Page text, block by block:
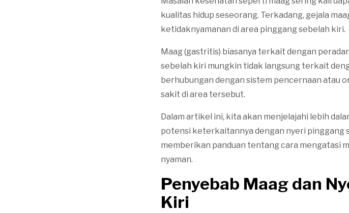
kualitas hidup seseorang. Terkadang, gejala
ketidaknyamanan di area pinggang sebelah kiri.
Maag (gastritis) biasanya terkait dengan
sebelah kiri mungkin tidak langsung terkait
berhubungan dengan sistem pencernaan atau
sakit di area tersebut.
Dalam artikel ini, kita akan menjelajahi lebih
potensi keterkaitannya dengan nyeri pinggang
memberikan panduan tentang cara mengatasi
nyaman.
Penyebab Maag dan
Kiri